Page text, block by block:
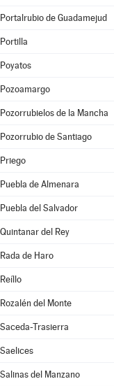
Portalrubio de Guadamejud
Portilla
Poyatos
Pozoamargo
Pozorrubielos de la Mancha
Pozorrubio de Santiago
Priego
Puebla de Almenara
Puebla del Salvador
Quintanar del Rey
Rada de Haro
Reíllo
Rozalén del Monte
Saceda-Trasierra
Saelices
Salinas del Manzano